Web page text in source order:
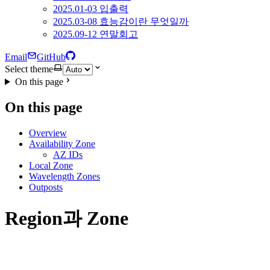
2025.01-03 입출력
2025.03-08 효능감이란 무엇일까
2025.09-12 연말회고
Email
GitHub
Select theme
On this page
On this page
Overview
Availability Zone
AZ IDs
Local Zone
Wavelength Zones
Outposts
Region과 Zone